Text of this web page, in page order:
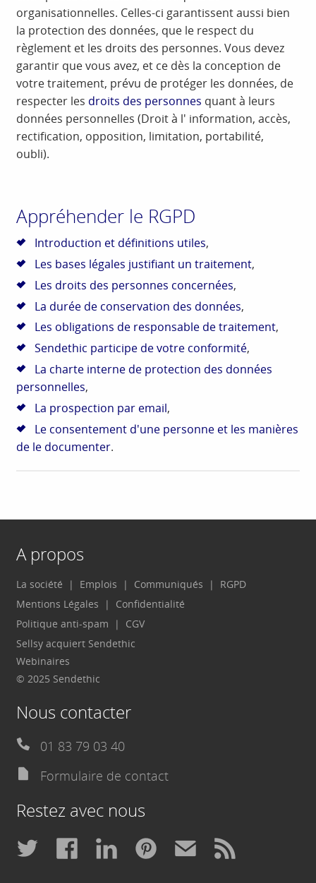
organisationnelles. Celles-ci garantissent aussi bien
la protection des données, que le respect du
règlement et les droits des personnes. Vous devez
garantir que vous avez, et ce dès la conception de
votre traitement, prévu de protéger les données, de
respecter les droits des personnes quant à leurs
données personnelles (Droit à l' information, accès,
rectification, opposition, limitation, portabilité,
oubli).
Appréhender le RGPD
Introduction et définitions utiles,
Les bases légales justifiant un traitement,
Les droits des personnes concernées,
La durée de conservation des données,
Les obligations de responsable de traitement,
Sendethic participe de votre conformité,
La charte interne de protection des données
personnelles,
La prospection par email,
Le consentement d'une personne et les manières
de le documenter.
A propos
La société Emplois Communiqués
RGPD
Mentions Légales
Confidentialité
Politique anti-spam
CGV
Sellsy acquiert Sendethic
Webinaires
© 2025 Sendethic
Nous contacter
01 83 79 03 40
Formulaire de contact
Restez avec nous